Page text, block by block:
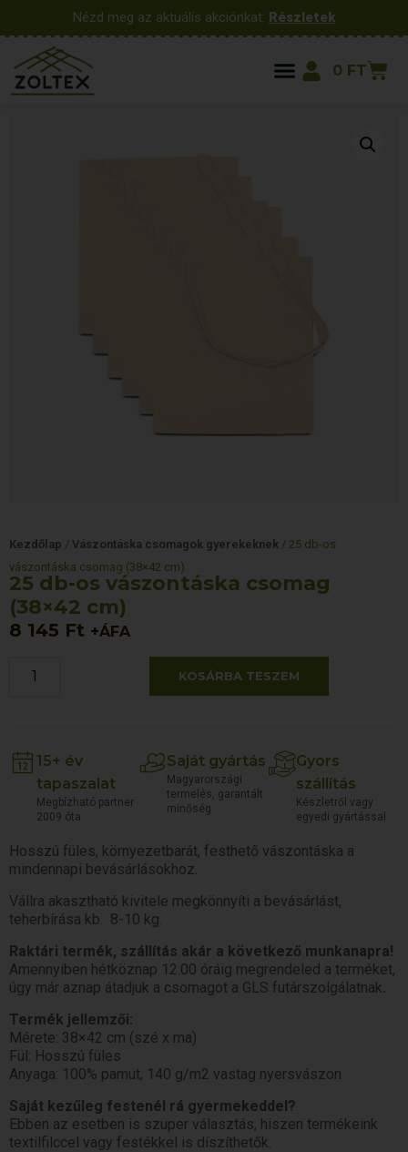
Nézd meg az aktuális akciónkat: Részletek
0 FT
Kezdőlap / Vászontáska csomagok gyerekeknek / 25 db-os
vászontáska csomag (38×42 cm)
25 db-os vászontáska csomag
(38×42 cm)
8 145 Ft +ÁFA
KOSÁRBA TESZEM
15+ év
tapaszalat
Megbízható partner
2009 óta
Saját gyártás
Magyarországi
termelés, garantált
minőség
Gyors
szállítás
Készletről vagy
egyedi gyártással
Hosszú füles, környezetbarát, festhető vászontáska a
mindennapi bevásárlásokhoz.
Vállra akasztható kivitele megkönnyíti a bevásárlást,
teherbírása kb. 8-10 kg.
Raktári termék, szállítás akár a következő munkanapra!
Amennyiben hétköznap 12:00 óráig megrendeled a terméket,
úgy már aznap átadjuk a csomagot a GLS futárszolgálatnak.
Termék jellemzői:
Mérete: 38×42 cm (szé x ma)
Fül: Hosszú füles
Anyaga: 100% pamut, 140 g/m2 vastag nyersvászon
Saját kezűleg festenél rá gyermekeddel?
Ebben az esetben is szuper választás, hiszen termékeink
textilfilccel vagy festékkel is díszíthetők.